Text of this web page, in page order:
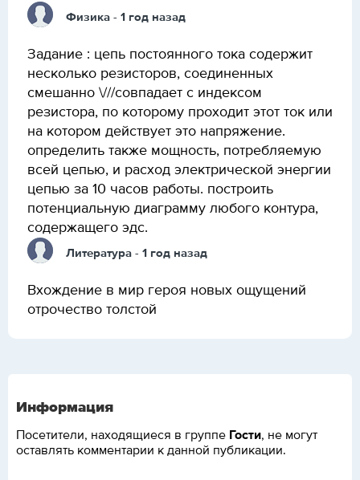
Физика - 1 год назад
Задание : цепь постоянного тока содержит
несколько резисторов, соединенных
смешанно \///совпадает с индексом
резистора, по которому проходит этот ток или
на котором действует это напряжение.
определить также мощность, потребляемую
всей цепью, и расход электрической энергии
цепью за 10 часов работы. построить
потенциальную диаграмму любого контура,
содержащего эдс.
Литература - 1 год назад
Вхождение в мир героя новых ощущений
отрочество толстой
Информация
Посетители, находящиеся в группе Гости, не могут
оставлять комментарии к данной публикации.